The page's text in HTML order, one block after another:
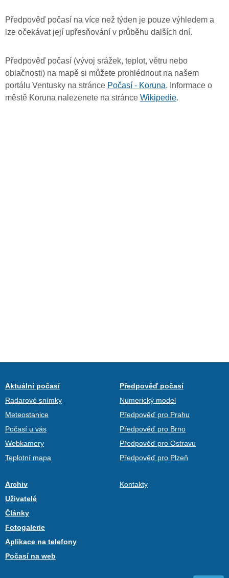
Předpověď počasí na více než týden je pouze výhledem a
lze očekávat její upřesňování v průběhu dalších dní.
Předpověď počasí (vývoj srážek, teplot, větru nebo
oblačnosti) na mapě si můžete prohlédnout na našem
portálu Ventusky na stránce Počasí - Koruna. Informace o
městě Koruna nalezenete na stránce Wikipedie.
Aktuální počasí
Radarové snímky
Meteostanice
Počasí u vás
Webkamery
Teplotní mapa
Předpověď počasí
Numerický model
Předpověď pro Prahu
Předpověď pro Brno
Předpověď pro Ostravu
Předpověď pro Plzeň
Archiv
Uživatelé
Články
Fotogalerie
Aplikace na telefony
Počasí na web
Kontakty